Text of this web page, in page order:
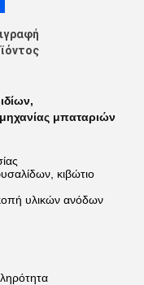
,
μπαταριών
κιβώτιο
υλικών ανόδων